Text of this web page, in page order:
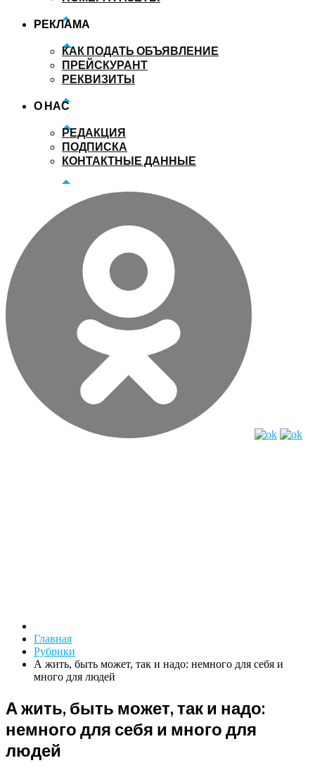
РЕКЛАМА
КАК ПОДАТЬ ОБЪЯВЛЕНИЕ
ПРЕЙСКУРАНТ
РЕКВИЗИТЫ
О НАС
РЕДАКЦИЯ
ПОДПИСКА
КОНТАКТНЫЕ ДАННЫЕ
Главная
Рубрики
А жить, быть может, так и надо: немного для себя и
много для людей
А жить, быть может, так и надо:
немного для себя и много для
людей